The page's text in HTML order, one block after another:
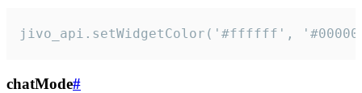
jivo_api.setWidgetColor('#ffffff',
chatMode#